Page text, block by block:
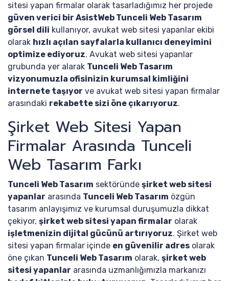
sitesi yapan firmalar olarak tasarladığımız her projede
güven verici bir AsistWeb Tunceli Web Tasarım
görsel dili kullanıyor, avukat web sitesi yapanlar ekibi
olarak hızlı açılan sayfalarla kullanıcı deneyimini
optimize ediyoruz. Avukat web sitesi yapanlar
grubunda yer alarak Tunceli Web Tasarım
vizyonumuzla ofisinizin kurumsal kimliğini
internete taşıyor ve avukat web sitesi yapan firmalar
arasındaki rekabette sizi öne çıkarıyoruz.
Şirket Web Sitesi Yapan
Firmalar Arasında Tunceli
Web Tasarım Farkı
Tunceli Web Tasarım sektöründe şirket web sitesi
yapanlar arasında Tunceli Web Tasarım özgün
tasarım anlayışımız ve kurumsal duruşumuzla dikkat
çekiyor, şirket web sitesi yapan firmalar olarak
işletmenizin dijital gücünü artırıyoruz. Şirket web
sitesi yapan firmalar içinde en güvenilir adres olarak
öne çıkan Tunceli Web Tasarım olarak, şirket web
sitesi yapanlar arasında uzmanlığımızla markanızı